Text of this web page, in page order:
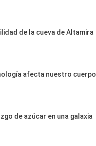
de la cueva de Altamira
afecta nuestro cuerpo
de azúcar en una galaxia